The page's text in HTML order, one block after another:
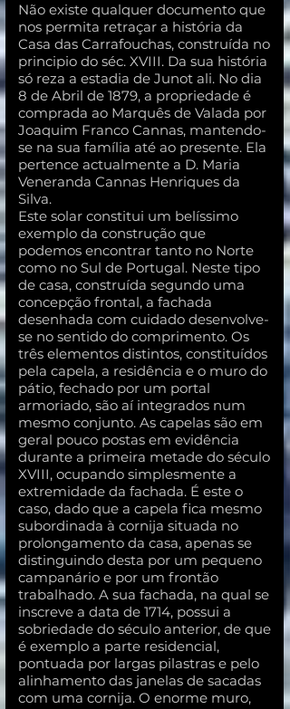
Não existe qualquer documento que
nos permita retraçar a história da
Casa das Carrafouchas, construída no
principio do séc. XVIII. Da sua história
só reza a estadia de Junot ali. No dia
8 de Abril de 1879, a propriedade é
comprada ao Marquês de Valada por
Joaquim Franco Cannas, mantendo-
se na sua família até ao presente. Ela
pertence actualmente a D. Maria
Veneranda Cannas Henriques da
Silva.
Este solar constitui um belíssimo
exemplo da construção que
podemos encontrar tanto no Norte
como no Sul de Portugal. Neste tipo
de casa, construída segundo uma
concepção frontal, a fachada
desenhada com cuidado desenvolve-
se no sentido do comprimento. Os
três elementos distintos, constituídos
pela capela, a residência e o muro do
pátio, fechado por um portal
armoriado, são aí integrados num
mesmo conjunto. As capelas são em
geral pouco postas em evidência
durante a primeira metade do século
XVIII, ocupando simplesmente a
extremidade da fachada. É este o
caso, dado que a capela fica mesmo
subordinada à cornija situada no
prolongamento da casa, apenas se
distinguindo desta por um pequeno
campanário e por um frontão
trabalhado. A sua fachada, na qual se
inscreve a data de 1714, possui a
sobriedade do século anterior, de que
é exemplo a parte residencial,
pontuada por largas pilastras e pelo
alinhamento das janelas de sacadas
com uma cornija. O enorme muro,